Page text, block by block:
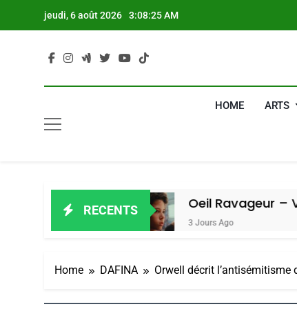
jeudi, 6 août 2026 3:08:26 AM
HOME ARTS
RECENTSOeil Ravageur – Vanessa
3 Jours Ago
Home DAFINA Orwell décrit